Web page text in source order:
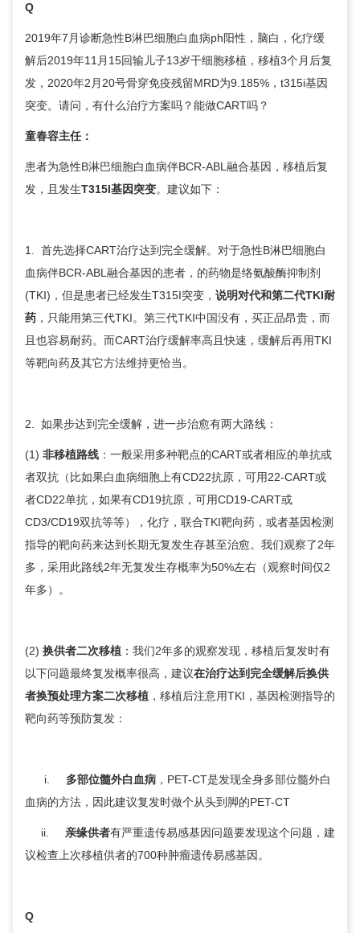
Q
2019年7月诊断急性B淋巴细胞白血病ph阳性，脑白，化疗缓
解后2019年11月15回输儿子13岁干细胞移植，移植3个月后复
发，2020年2月20号骨穿免疫残留MRD为9.185%，t315i基因
突变。请问，有什么治疗方案吗？能做CART吗？
童春容主任：
患者为急性B淋巴细胞白血病伴BCR-ABL融合基因，移植后复
发，且发生T315I基因突变。建议如下：
1. 首先选择CART治疗达到完全缓解。对于急性B淋巴细胞白
血病伴BCR-ABL融合基因的患者，的药物是络氨酸酶抑制剂
(TKI)，但是患者已经发生T315I突变， 说明对代和第二代TKI耐
药 ，只能用第三代TKI。第三代TKI中国没有，买正品昂贵，而
且也容易耐药。而CART治疗缓解率高且快速，缓解后再用TKI
等靶向药及其它方法维持更恰当。
2. 如果步达到完全缓解，进一步治愈有两大路线：
(1) 非移植路线 ：一般采用多种靶点的CART或者相应的单抗或
者双抗（比如果白血病细胞上有CD22抗原，可用22-CART或
者CD22单抗，如果有CD19抗原，可用CD19-CART或
CD3/CD19双抗等等），化疗，联合TKI靶向药，或者基因检测
指导的靶向药来达到长期无复发生存甚至治愈。我们观察了2年
多，采用此路线2年无复发生存概率为50%左右（观察时间仅2
年多）。
(2) 换供者二次移植 ：我们2年多的观察发现，移植后复发时有
以下问题最终复发概率很高，建议在治疗达到完全缓解后换供
者换预处理方案二次移植 ，移植后注意用TKI，基因检测指导的
靶向药等预防复发：
i. 多部位髓外白血病 ，PET-CT是发现全身多部位髓外白
血病的方法，因此建议复发时做个从头到脚的PET-CT
ii. 亲缘供者有严重遗传易感基因问题要发现这个问题，建
议检查上次移植供者的700种肿瘤遗传易感基因。
Q